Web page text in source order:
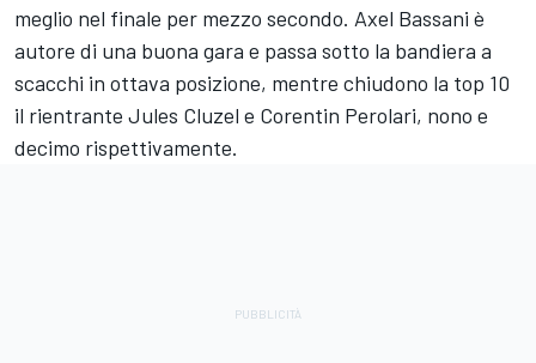
meglio nel finale per mezzo secondo. Axel Bassani è
autore di una buona gara e passa sotto la bandiera a
scacchi in ottava posizione, mentre chiudono la top 10
il rientrante Jules Cluzel e Corentin Perolari, nono e
decimo rispettivamente.